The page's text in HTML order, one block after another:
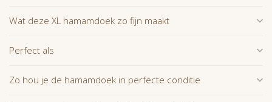
Wat deze XL hamamdoek zo fijn maakt
Perfect als
Zo hou je de hamamdoek in perfecte conditie